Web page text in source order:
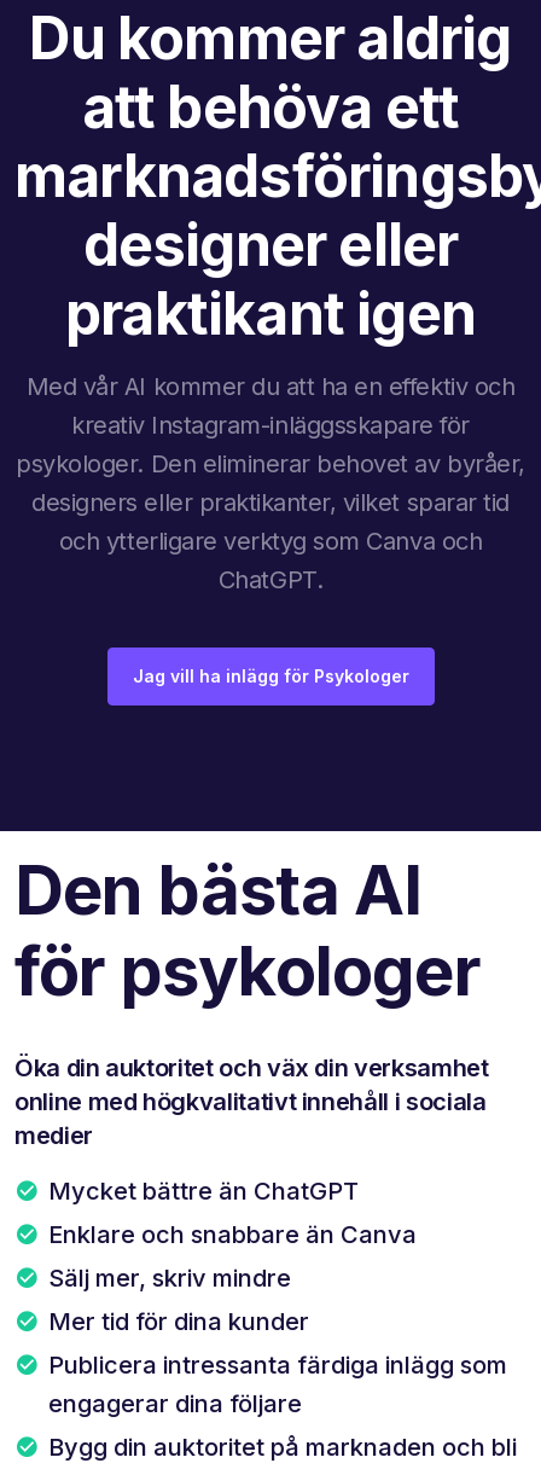
Du kommer aldrig
att behöva ett
designer eller
praktikant igen
Med vår AI kommer du att ha en effektiv och
kreativ Instagram-inläggsskapare för
psykologer. Den eliminerar behovet av byråer,
designers eller praktikanter, vilket sparar tid
och ytterligare verktyg som Canva och
ChatGPT.
Jag vill ha inlägg för Psykologer
Den bästa AI
för psykologer
Öka din auktoritet och väx din verksamhet
online med högkvalitativt innehåll i sociala
medier
Mycket bättre än ChatGPT
Enklare och snabbare än Canva
Sälj mer, skriv mindre
Mer tid för dina kunder
Publicera intressanta färdiga inlägg som
engagerar dina följare
Bygg din auktoritet på marknaden och bli